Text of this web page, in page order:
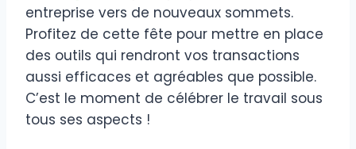
entreprise vers de nouveaux sommets.
Profitez de cette fête pour mettre en place
des outils qui rendront vos transactions
aussi efficaces et agréables que possible.
C’est le moment de célébrer le travail sous
tous ses aspects !